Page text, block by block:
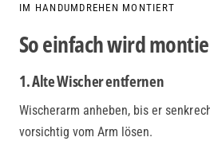
IM HANDUMDREHEN MONTIERT
So einfach wird
1. Alte Wischer entfernen
Wischerarm anheben, bis er
vorsichtig vom Arm lösen.